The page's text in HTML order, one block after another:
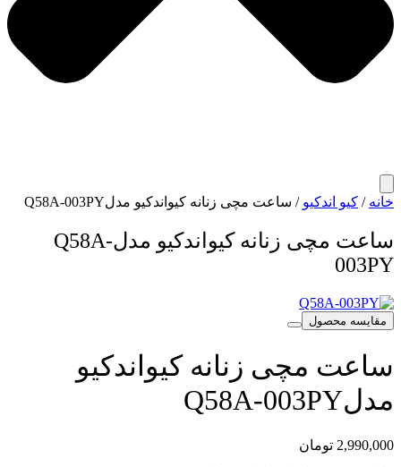
خانه / کیو اندکیو / ساعت مچی زنانه کیواندکیو مدلQ58A-003PY
ساعت مچی زنانه کیواندکیو مدلQ58A-
003PY
مقایسه محصول
ساعت مچی زنانه کیواندکیو
مدلQ58A-003PY
2,990,000 تومان